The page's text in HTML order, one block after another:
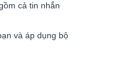
cả tin nhắn
và áp dụng bộ